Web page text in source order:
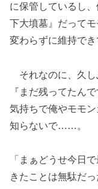
に保管しているし
下大墳墓』だって
変わらずに維持でき
それなのに、久し
『まだ残ってたん
気持ちで俺やモモ
知らないで……。
「まぁどうせ今日
きたことは無駄だ